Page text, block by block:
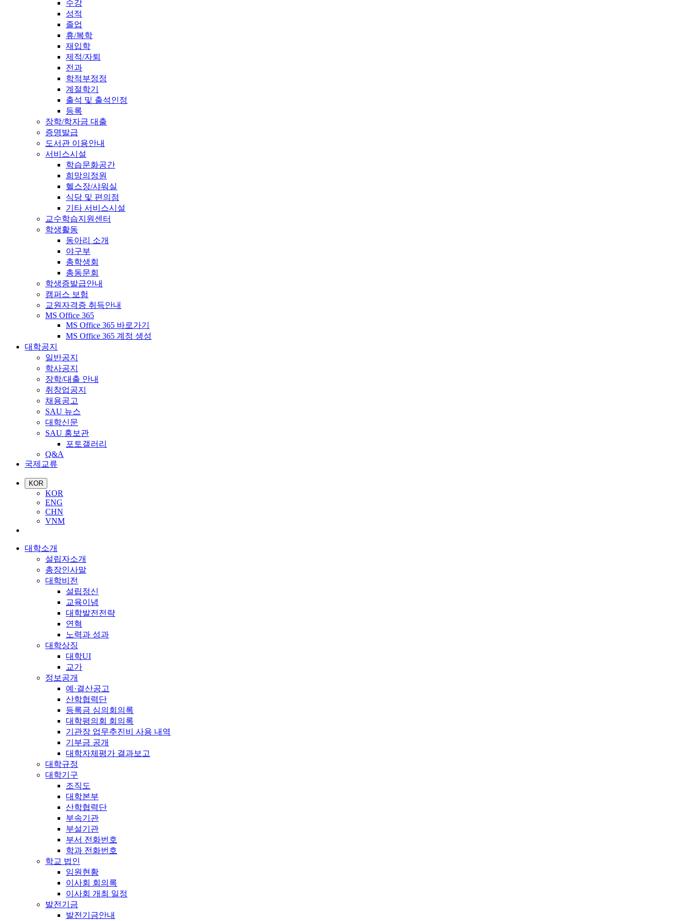
수강
성적
졸업
휴/복학
재입학
제적/자퇴
전과
학적부정정
계절학기
출석 및 출석인정
등록
장학/학자금 대출
증명발급
도서관 이용안내
서비스시설
학습문화공간
희망의정원
헬스장/샤워실
식당 및 편의점
기타 서비스시설
교수학습지원센터
학생활동
동아리 소개
야구부
총학생회
총동문회
학생증발급안내
캠퍼스 보험
교원자격증 취득안내
MS Office 365
MS Office 365 바로가기
MS Office 365 계정 생성
대학공지
일반공지
학사공지
장학/대출 안내
취창업공지
채용공고
SAU 뉴스
대학신문
SAU 홍보관
포토갤러리
Q&A
국제교류
KOR
KOR
ENG
CHN
VNM
대학소개
설립자소개
총장인사말
대학비전
설립정신
교육이념
대학발전전략
연혁
노력과 성과
대학상징
대학UI
교가
정보공개
예·결산공고
산학협력단
등록금 심의회의록
대학평의회 회의록
기관장 업무추진비 사용 내역
기부금 공개
대학자체평가 결과보고
대학규정
대학기구
조직도
대학본부
산학협력단
부속기관
부설기관
부서 전화번호
학과 전화번호
학교 법인
임원현황
이사회 회의록
이사회 개최 일정
발전기금
발전기금안내